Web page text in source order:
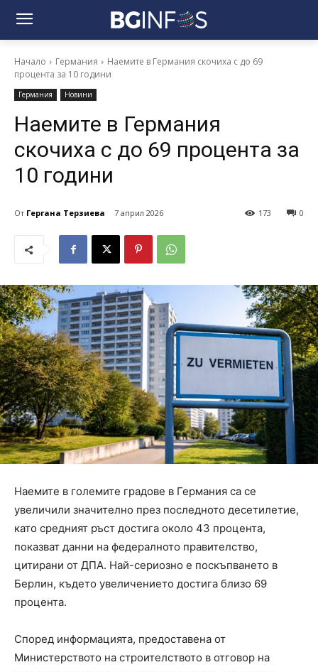
Начало Германия
Наемите в Германия скочиха с до 69
процента за 10 години
Германия Новини
Наемите в Германия
скочиха с до 69 процента за
10 години
От Гергана Терзиева 7 април 2026 0
173
Наемите в големите градове в Германия са се
увеличили значително през последното десетилетие,
като средният ръст достига около 43 процента,
показват данни на федералното правителство,
цитирани от ДПА. Най-сериозно е поскъпването в
Берлин, където увеличението достига близо 69
процента.
Според информацията, предоставена от
Министерството на строителството в отговор на